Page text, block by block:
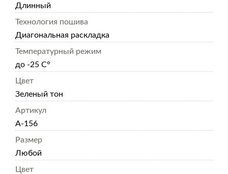
Длинный
Технология пошива
Диагональная раскладка
Температурный режим
до -25 С°
Цвет
Зеленый тон
Артикул
А-156
Размер
Любой
Цвет